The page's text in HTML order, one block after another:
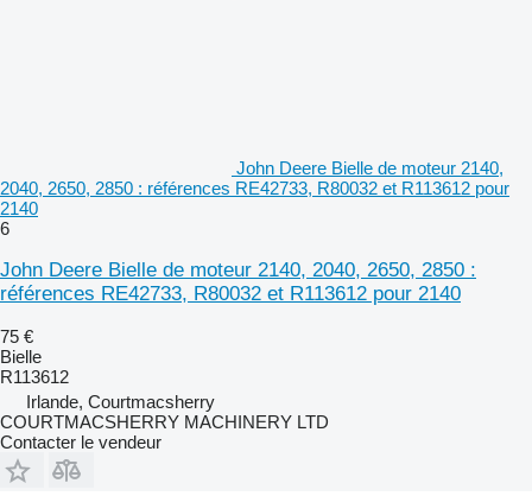
John Deere Bielle de moteur 2140,
2040, 2650, 2850 : références RE42733, R80032 et R113612 pour
2140
6
John Deere Bielle de moteur 2140, 2040, 2650, 2850 :
références RE42733, R80032 et R113612 pour 2140
75 €
Bielle
R113612
Irlande, Courtmacsherry
COURTMACSHERRY MACHINERY LTD
Contacter le vendeur